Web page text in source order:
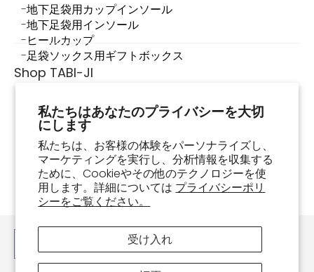
私たちはあなたのプライバシーを大切
にします
私たちは、お客様の体験をパーソナライズし、
マーケティングを実行し、分析情報を収集する
ために、Cookieやその他のテクノロジーを使
用します。詳細については プライバシーポリ
シーをご覧ください。
受け入れ
地下足袋用カップインソール
地下足袋用インソール
ヒールカップ
足袋ソックス用ギフトボックス
Shop TABI-JI
店舗情報
足袋スニーカーって何？
足袋スニーカーの履き方・お手入れ方法
よくあるご質問
お買い物ガイド
注文確認
お問い合わせ